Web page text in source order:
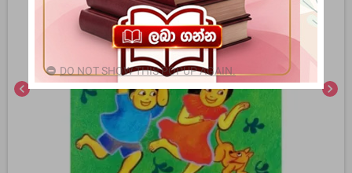
chevron_left chevron_right
DO NOT SHOW THIS POPUP AGAIN.